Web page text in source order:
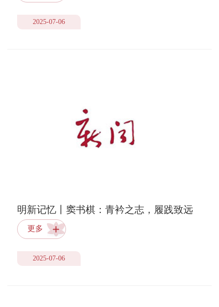
2025-07-06
明新记忆丨窦书棋：青衿之志，履践致远
更多
2025-07-06